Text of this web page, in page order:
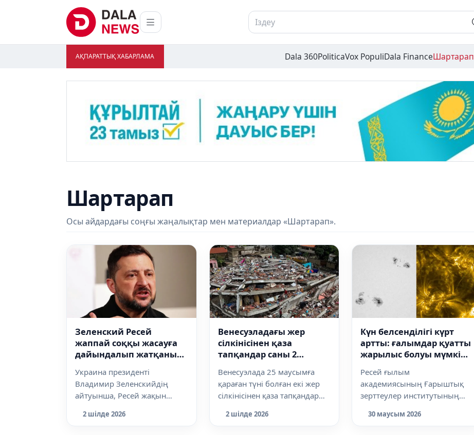
АҚПАРАТТЫҚ ХАБАРЛАМА Dala 360PoliticaVox PopuliDala FinanceШартарап
Шартарап
Осы айдардағы соңғы жаңалықтар мен материалдар «Шартарап».
Зеленский Ресей
жаппай соққы жасауға
дайындалып жатқанын
Украина президенті
Владимир Зеленскийдің
айтуынша, Ресей жақын
жаппай әуе соққысын жа...
2 шілде 2026
Венесуэладағы жер
сілкінісінен қаза
тапқандар саны 2
қаралы күн жарияланды
Венесуэлада 25 маусымға
қараған түні болған екі жер
сілкінісінен қаза тапқандар
ха...
2 шілде 2026
Күн белсенділігі күрт
артты: ғалымдар қуатты
жарылыс болуы мүмкін
Ресей ғылым
академиясының Ғарыштық
зерттеулер институтының
зертханасы Күндегі
30 маусым 2026